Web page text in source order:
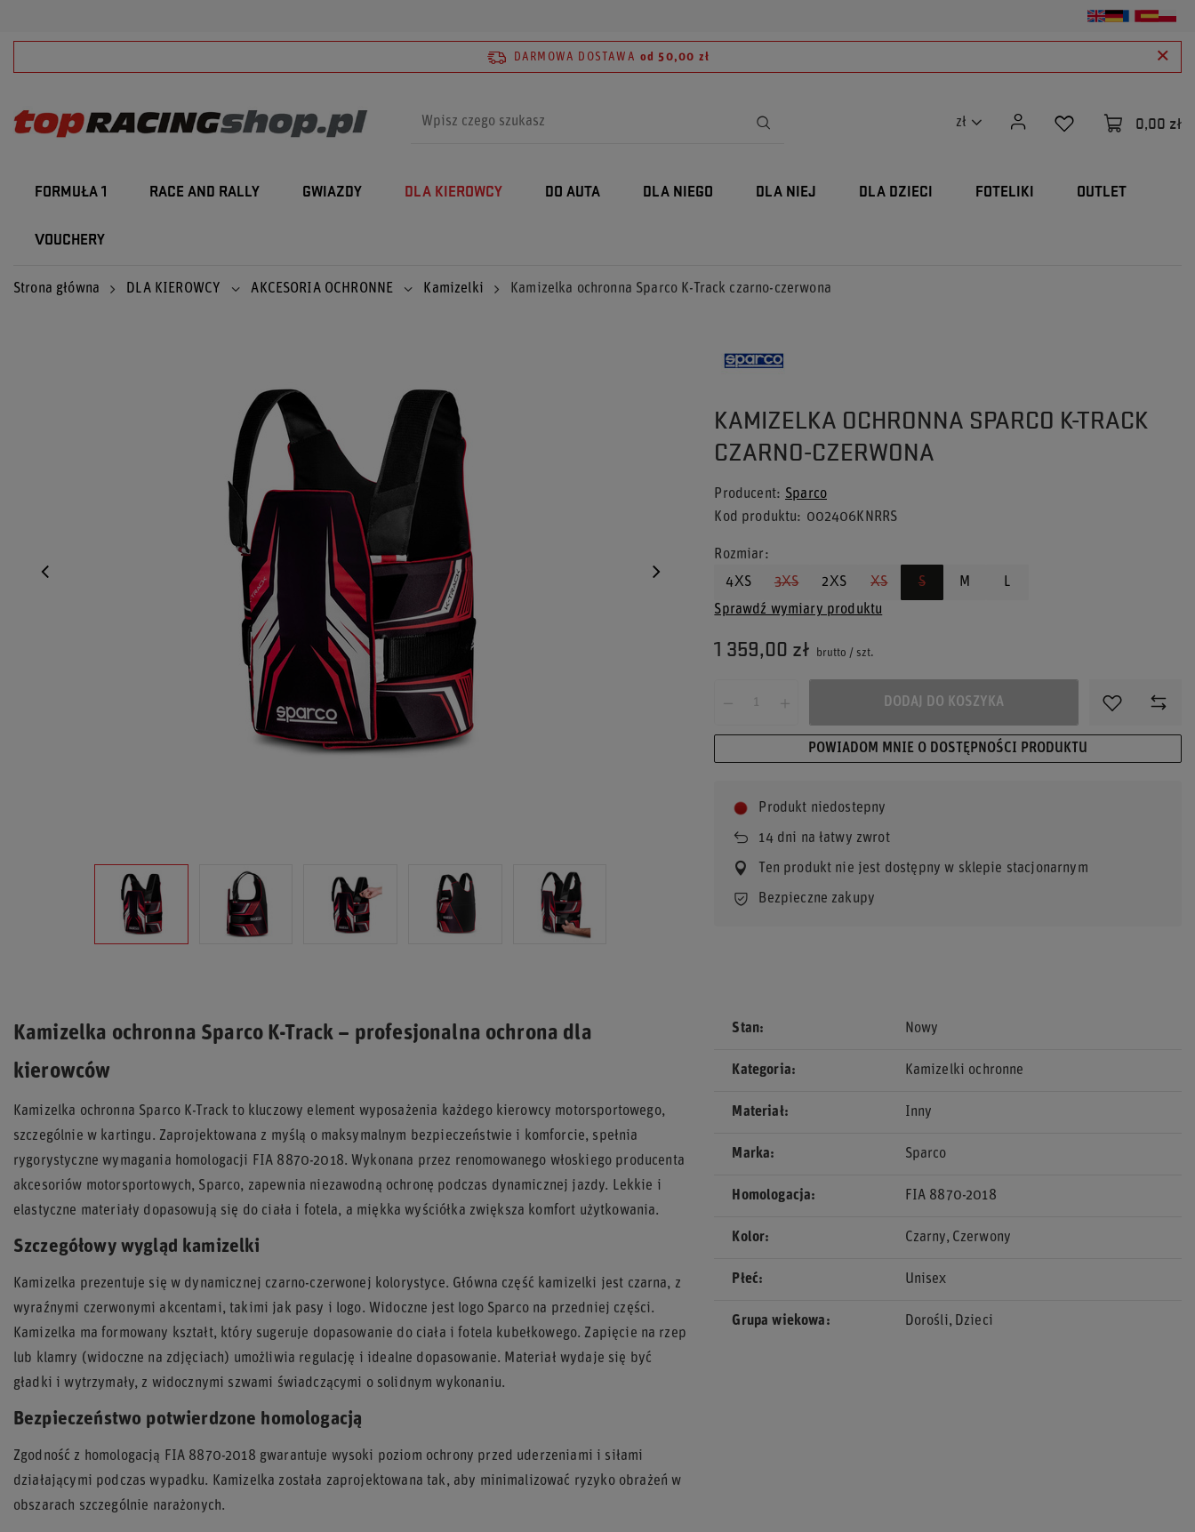
DARMOWA DOSTAWA od 50,00 zł
zł 0,00 zł
FORMUŁA 1 RACE AND RALLY GWIAZDY DLA KIEROWCY DO AUTA DLA NIEGO DLA NIEJ DLA DZIECI FOTELIKI OUTLET
VOUCHERY
Strona główna DLA KIEROWCY AKCESORIA OCHRONNE Kamizelki Kamizelka ochronna Sparco K-Track czarno-czerwona
KAMIZELKA OCHRONNA SPARCO K-TRACK
CZARNO-CZERWONA
Producent
Sparco
Kod produktu
002406KNRRS
Rozmiar
4XS
3XS 2XS XS S M
L
Sprawdź wymiary produktu
1 359,00 zł brutto / szt.
DODAJ DO KOSZYKA
POWIADOM MNIE O DOSTĘPNOŚCI PRODUKTU
Produkt niedostepny
14dni na łatwy zwrot
Ten produkt nie jest dostępny w sklepie stacjonarnym
Bezpieczne zakupy
Kamizelka ochronna Sparco K-Track – profesjonalna ochrona dla
kierowców
Kamizelka ochronna Sparco K-Track to kluczowy element wyposażenia każdego kierowcy motorsportowego,
szczególnie w kartingu. Zaprojektowana z myślą o maksymalnym bezpieczeństwie i komforcie, spełnia
rygorystyczne wymagania homologacji FIA 8870-2018. Wykonana przez renomowanego włoskiego producenta
akcesoriów motorsportowych, Sparco, zapewnia niezawodną ochronę podczas dynamicznej jazdy. Lekkie i
elastyczne materiały dopasowują się do ciała i fotela, a miękka wyściółka zwiększa komfort użytkowania.
Szczegółowy wygląd kamizelki
Kamizelka prezentuje się w dynamicznej czarno-czerwonej kolorystyce. Główna część kamizelki jest czarna, z
wyraźnymi czerwonymi akcentami, takimi jak pasy i logo. Widoczne jest logo Sparco na przedniej części.
Kamizelka ma formowany kształt, który sugeruje dopasowanie do ciała i fotela kubełkowego. Zapięcie na rzep
lub klamry (widoczne na zdjęciach) umożliwia regulację i idealne dopasowanie. Materiał wydaje się być
gładki i wytrzymały, z widocznymi szwami świadczącymi o solidnym wykonaniu.
Bezpieczeństwo potwierdzone homologacją
Zgodność z homologacją FIA 8870-2018 gwarantuje wysoki poziom ochrony przed uderzeniami i siłami
działającymi podczas wypadku. Kamizelka została zaprojektowana tak, aby minimalizować ryzyko obrażeń w
obszarach szczególnie narażonych.
Stan Nowy
Kategoria Kamizelki ochronne
Materiał Inny
Marka Sparco
Homologacja FIA 8870-2018
Kolor Czarny Czerwony
Płeć Unisex
Grupa wiekowa Dorośli Dzieci